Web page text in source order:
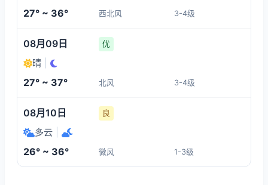
27° ~ 36° 西北风 3-4级
08月09日 优
晴
27° ~ 37° 北风 3-4级
08月10日 良
多云
26° ~ 36° 微风 1-3级